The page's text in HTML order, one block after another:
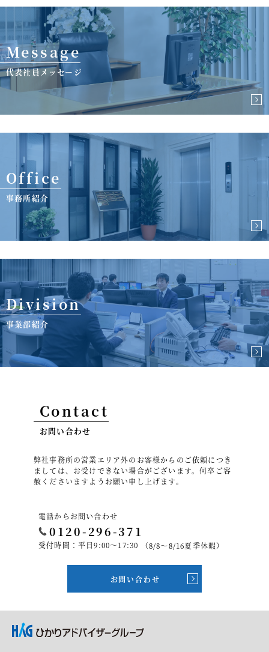
Message
代表社員メッセージ
Office
事務所紹介
Division
事業部紹介
Contact
お問い合わせ
弊社事務所の営業エリア外のお客様からのご依頼につき
ましては、お受けできない場合がございます。何卒ご容
赦くださいますようお願い申し上げます。
電話からお問い合わせ
0120-296-371
受付時間：平日9:00～17:30 （8/8～8/16夏季休暇）
お問い合わせ